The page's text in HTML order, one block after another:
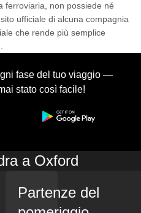
ferroviaria, non possiede né
ufficiale di alcuna compagnia
che rende più semplice
fase del tuo viaggio —
stato così facile!
a Oxford
Partenze del